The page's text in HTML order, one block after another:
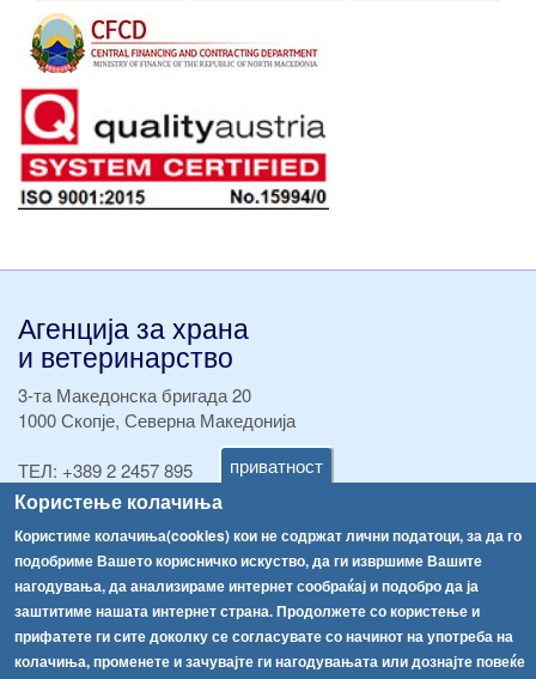
приватност
Користење колачиња
Користиме колачиња(cookies) кои не содржат лични податоци, за да го
подобриме Вашето корисничко искуство, да ги извршиме Вашите
нагодувања, да анализираме интернет сообраќај и подобро да ја
заштитиме нашата интернет страна. Продолжете со користење и
прифатете ги сите доколку се согласувате со начинот на употреба на
колачиња, променете и зачувајте ги нагодувањата или дознајте повеќе
Агенција за храна
и ветеринарство
3-та Македонска бригада 20
1000 Скопје, Северна Македонија
ТЕЛ: +389 2 2457 895
ТЕЛ:+389 2 2457 873
Факс:
Факс:+389 2 2457 871
info@fva.gov.mk
[АХВ-претходна страна]
СоопштенијаНавигација